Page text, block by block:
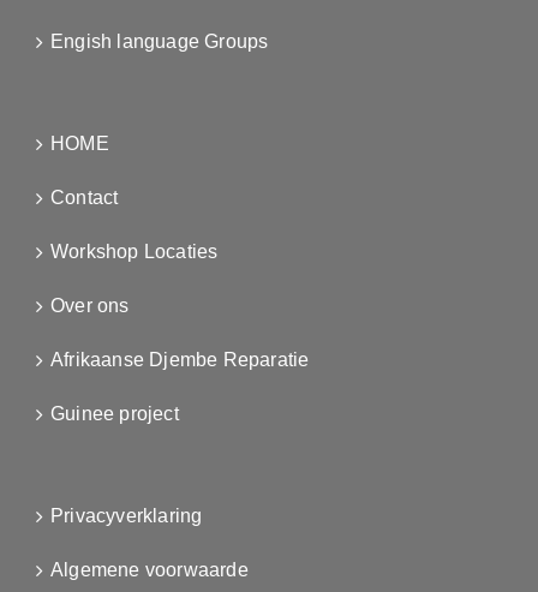
Engish language Groups
HOME
Contact
Workshop Locaties
Over ons
Afrikaanse Djembe Reparatie
Guinee project
Privacyverklaring
Algemene voorwaarde